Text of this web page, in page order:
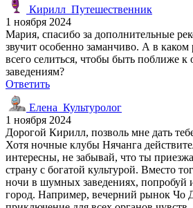
Кирилл_Путешественник
1 ноября 2024
Мария, спасибо за дополнительные
звучит особенно заманчиво. А в
всего селиться, чтобы быть поближе
заведениям?
Ответить
Елена_Культуролог
1 ноября 2024
Дорогой Кирилл, позволь мне дать
Хотя ночные клубы Нячанга
интересны, не забывай, что ты
страну с богатой культурой. Вместо
ночи в шумных заведениях, попробуй
город. Например, вечерний рынок Чо